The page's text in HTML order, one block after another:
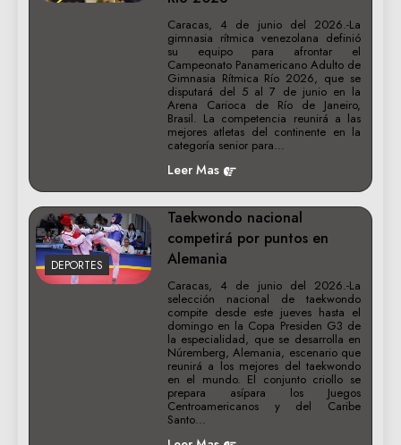
Caracas, 4 de junio del 2026.-La
gimnasia rítmica venezolana definió
su equipo para afrontar el
Campeonato Panamericano Adulto de
Gimnasia Rítmica Río 2026, que se
disputará del 5 al 7 de junio en la
Arena Carioca de Río de Janeiro,
Brasil. La competencia reunirá a las
mejores atletas del continente en la
categoría senior para…
Leer Mas
DEPORTES
Taekwondo nacional
competirá por puntos en
Alemania
Caracas, 4 de junio del 2026.-La
selección nacional de taekwondo
compite desde este jueves hasta el
domingo en la Copa Presiden G3 de
la especialidad, que se desarrolla en
Núremberg, Alemania, escenario que
reunirá a los mejores del taekwondo
en el mundo. El conjunto criollo se
prepara asípara los Juegos
Centroamericanos y del Caribe
Santo…